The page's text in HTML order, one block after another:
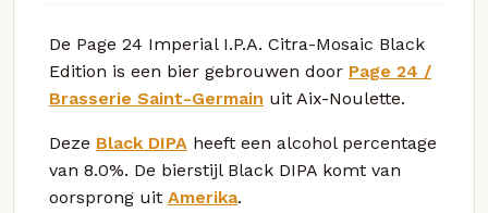
De Page 24 Imperial I.P.A. Citra-Mosaic Black
Edition is een bier gebrouwen door Page 24 /
Brasserie Saint-Germain uit Aix-Noulette.
Deze Black DIPA heeft een alcohol percentage
van 8.0%. De bierstijl Black DIPA komt van
oorsprong uit Amerika.